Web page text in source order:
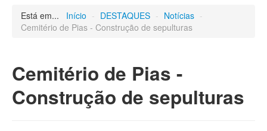
Feiras, Festas e Romarias
Gastronomia
Está em... Início - DESTAQUES - Notícias -
Cemitério de Pias - Construção de sepulturas
Cemitério de Pias -
Construção de sepulturas